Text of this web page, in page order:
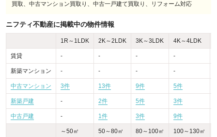
買取、中古マンション買取り、中古一戸建て買取り、リフォーム対応
ニフティ不動産に掲載中の物件情報
1R～1LDK 2K～2LDK 3K～3LDK 4K～4LDK
賃貸 - - - -
新築マンション - - - -
中古マンション 3件 13件 9件 5件
新築戸建 - 2件 5件 3件
中古戸建 - 1件 3件 9件
～50㎡ 50～80㎡ 80～100㎡ 100～130㎡